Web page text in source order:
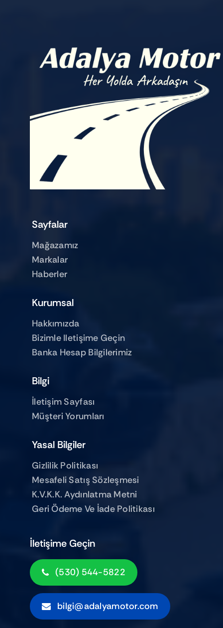
Sayfalar
Mağazamız
Markalar
Haberler
Kurumsal
Hakkımızda
Bizimle Iletişime Geçin
Banka Hesap Bilgilerimiz
İletişime Geçin
(530) 544-5822
bilgi@adalyamotor.com
Bilgi
İletişim Sayfası
Müşteri Yorumları
Yasal Bilgiler
Gizlilik Politikası
Mesafeli Satış Sözleşmesi
K.V.K.K. Aydınlatma Metni
Geri Ödeme Ve İade Politikası